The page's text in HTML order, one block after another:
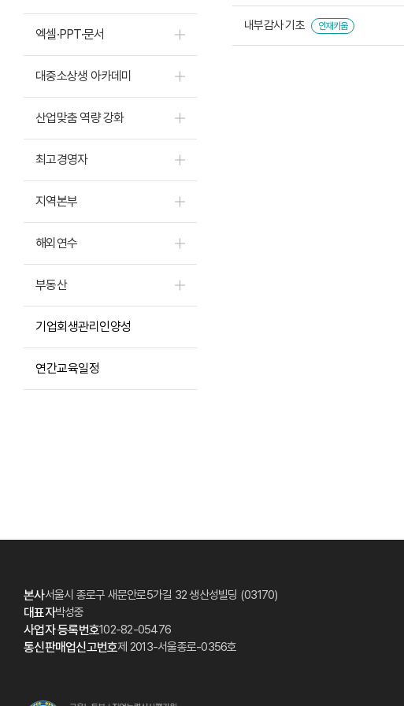
엑셀·PPT·문서
대중소상생 아카데미
산업맞춤 역량 강화
최고경영자
지역본부
해외연수
부동산
기업회생관리인양성
연간교육일정
내부감사 기초 인재키움
본사서울시 종로구 새문안로5가길 32 생산성빌딩 (03170)
대표자박성중
사업자 등록번호102-82-05476
통신판매업신고번호제 2013-서울종로-0356호